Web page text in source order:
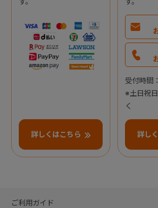
詳しくはこちら
受付時間
※土日祝
く
詳し
ご利用ガイド